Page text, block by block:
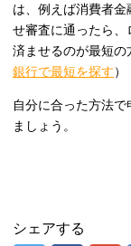
は、例えば消費者
せ審査に通ったら
済ませるのが最短
銀行で最短を探す）
自分に合った方法
ましょう。
シェアする